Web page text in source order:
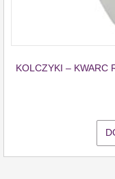
KOLCZYKI – KWARC